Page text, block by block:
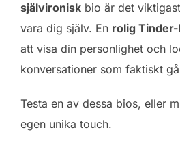
självironisk bio är det
vara dig själv. En rolig
att visa din personlighet och
konversationer som faktiskt
Testa en av dessa bios, eller
egen unika touch.